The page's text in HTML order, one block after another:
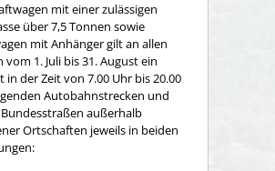
mit einer zulässigen
über 7,5 Tonnen sowie
mit Anhänger gilt an allen
vom 1. Juli bis 31. August ein
in der Zeit von 7.00 Uhr bis 20.00
Autobahnstrecken und
außerhalb
Ortschaften jeweils in beiden